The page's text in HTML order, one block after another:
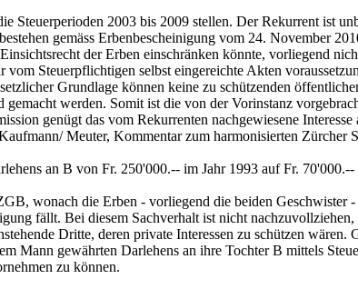
2003 bis 2009 stellen. Der Rekurrent ist
gemäss Erbenbescheinigung vom 24. November
der Erben einschränken könnte, vorliegend
Steuerpflichtigen selbst eingereichte Akten
Grundlage können keine zu schützenden
werden. Somit ist die von der Vorinstanz
genügt das vom Rekurrenten nachgewiesene
Meuter, Kommentar zum harmonisierten
an B von Fr. 250'000.-- im Jahr 1993 auf Fr.
wonach die Erben - vorliegend die beiden Geschwister
fällt. Bei diesem Sachverhalt ist nicht
Dritte, deren private Interessen zu schützen wären.
gewährten Darlehens an ihre Tochter B mittels
zu können.